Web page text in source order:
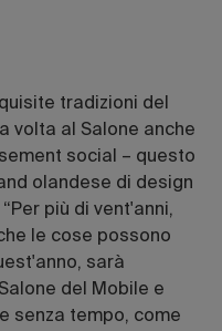
tradizioni del
volta al Salone anche
social – questo
olandese di design
più di vent'anni,
le cose possono
sarà
del Mobile e
senza tempo, come